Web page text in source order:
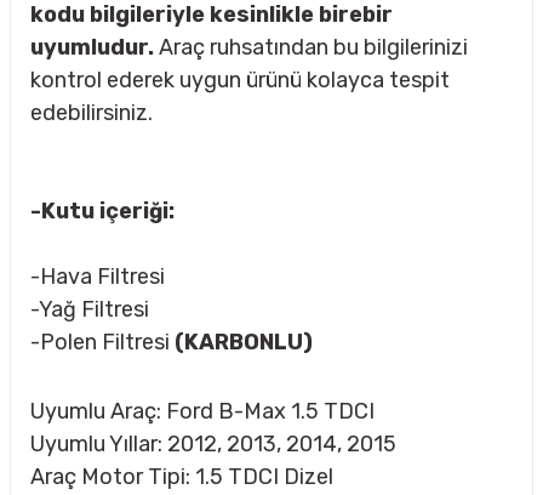
Rulman
kodu bilgileriyle kesinlikle birebir
uyumludur.Araç ruhsatından bu bilgilerinizi
kontrol ederek uygun ürünü kolayca tespit
edebilirsiniz.
-Kutu içeriği:
-Hava Filtresi
-Yağ Filtresi
-Polen Filtresi (KARBONLU)
Uyumlu Araç: Ford B-Max 1.5 TDCI
Uyumlu Yıllar: 2012, 2013, 2014, 2015
Araç Motor Tipi: 1.5 TDCI Dizel